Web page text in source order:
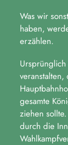
Was wir
haben,
erzählen.
gesamte
ziehen
durch die